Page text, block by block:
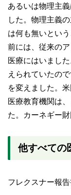
あるいは物理主
した。物理主義
は何も無いとい
前には、従来の
医療にはいまし
えられていたの
を変えました。
医療教育機関は
た。カーネギー
他すべての
フレクスナー報